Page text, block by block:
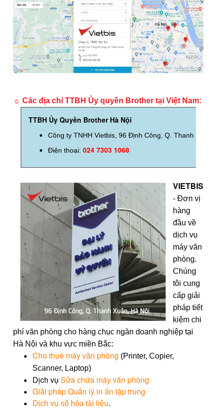
☼ Các địa chỉ TTBH Ủy quyền Brother tại Việt Nam:
TTBH Ủy Quyền Brother Hà Nội
Công ty TNHH Vietbis, 96 Định Công, Q. Thanh Xuân
Điện thoại: 024 7303 1068
VIETBIS
- Đơn vị
hàng
đầu về
dịch vụ
máy văn
phòng.
Chúng
tôi cung
cấp giải
pháp tiết
kiệm chi
phí văn phòng cho hàng chục ngàn doanh nghiệp tại
Hà Nội và khu vực miền Bắc:
Cho thuê máy văn phòng (Printer, Copier,
Scanner, Laptop)
Dịch vụ Sửa chữa máy văn phòng
Giải pháp Quản lý in ấn tập trung
Dịch vụ số hóa tài liệu.